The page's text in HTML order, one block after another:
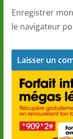
Enregistrer
le navigateur